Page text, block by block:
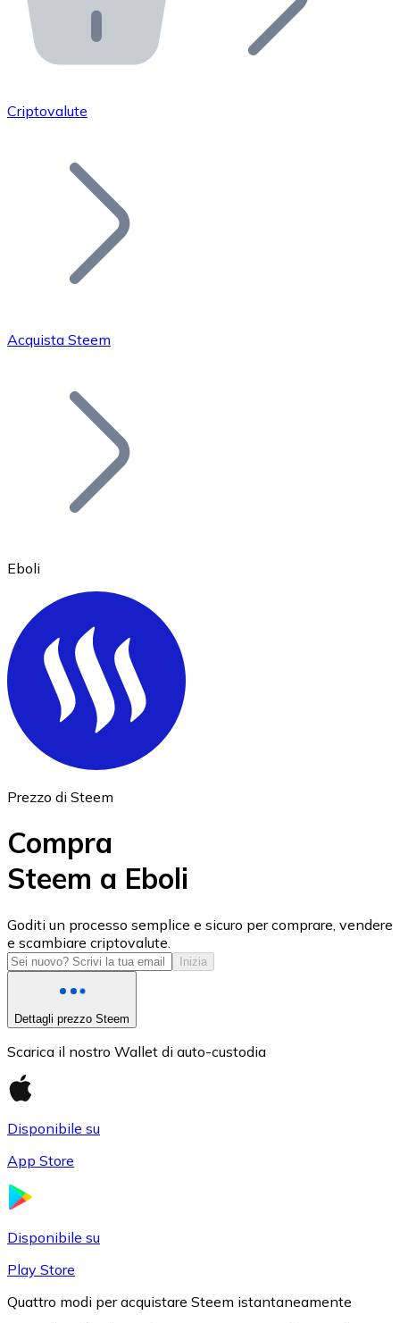
API Bitnovo
Integra la nostra API nel tuo ecosistema.
Unisciti alla nostra rete di rivenditori e
Aggiungi il token del tuo progetto al nostro servizio di
Bitcoin
Ethereum
ETH
USD Coin
USDC
Criptovalute
Acquista Steem
Eboli
Prezzo di Steem
Compra
Steem a Eboli
Goditi un processo semplice e sicuro per comprare, vendere
e scambiare criptovalute.
Inizia
Dettagli prezzo Steem
Scarica il nostro Wallet di auto-custodia
Disponibile su
App Store
Disponibile su
Play Store
Quattro modi per acquistare Steem istantaneamente